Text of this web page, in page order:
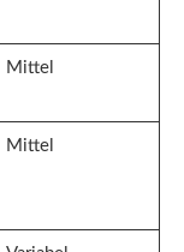
Mittel
Mittel